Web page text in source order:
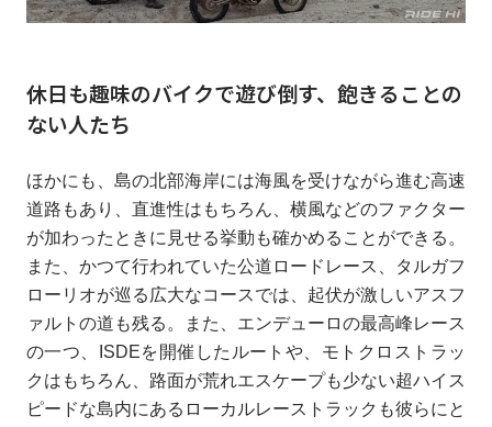
休日も趣味のバイクで遊び倒す、飽きることの
ない人たち
ほかにも、島の北部海岸には海風を受けながら進む高速
道路もあり、直進性はもちろん、横風などのファクター
が加わったときに見せる挙動も確かめることができる。
また、かつて行われていた公道ロードレース、タルガフ
ローリオが巡る広大なコースでは、起伏が激しいアスフ
ァルトの道も残る。また、エンデューロの最高峰レース
の一つ、ISDEを開催したルートや、モトクロストラッ
クはもちろん、路面が荒れエスケープも少ない超ハイス
ピードな島内にあるローカルレーストラックも彼らにと